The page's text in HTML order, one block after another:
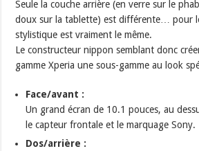
Seule la couche arrière (en verre sur le
doux sur la tablette) est différente… pour
stylistique est vraiment le même.
Le constructeur nippon semblant donc
gamme Xperia une sous-gamme au look
Face/avant :
Un grand écran de 10.1 pouces, au
le capteur frontale et le marquage Sony.
Dos/arrière :